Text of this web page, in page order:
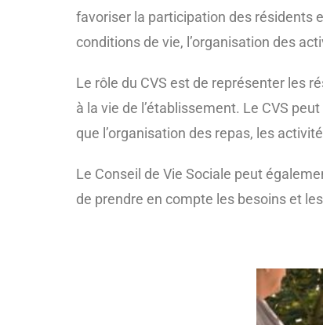
favoriser la participation des résidents
conditions de vie, l’organisation des
Le rôle du CVS est de représenter les
à la vie de l’établissement. Le CVS
que l’organisation des repas, les
Le Conseil de Vie Sociale peut
de prendre en compte les besoins et